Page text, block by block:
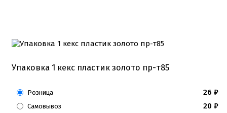
Упаковка 1 кекс пластик золото пр-т85
Розница 26 ₽
Самовывоз 20 ₽